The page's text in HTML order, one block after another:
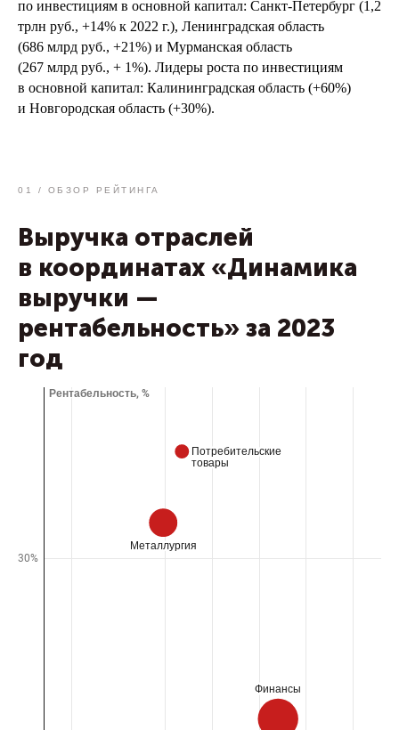
по инвестициям в основной капитал: Санкт-Петербург (1,2
трлн руб., +14% к 2022 г.), Ленинградская область
(686 млрд руб., +21%) и Мурманская область
(267 млрд руб., + 1%). Лидеры роста по инвестициям
в основной капитал: Калининградская область (+60%)
и Новгородская область (+30%).
01 / ОБЗОР РЕЙТИНГА
Выручка отраслей
в координатах «Динамика
выручки —
рентабельность» за 2023
год